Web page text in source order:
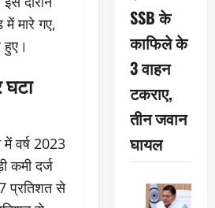
मारे गए,
वर्ष 2023
कमी दर्ज
प्रतिशत से
SSB के
काफिले के
3 वाहन
टकराए,
तीन जवान
घायल